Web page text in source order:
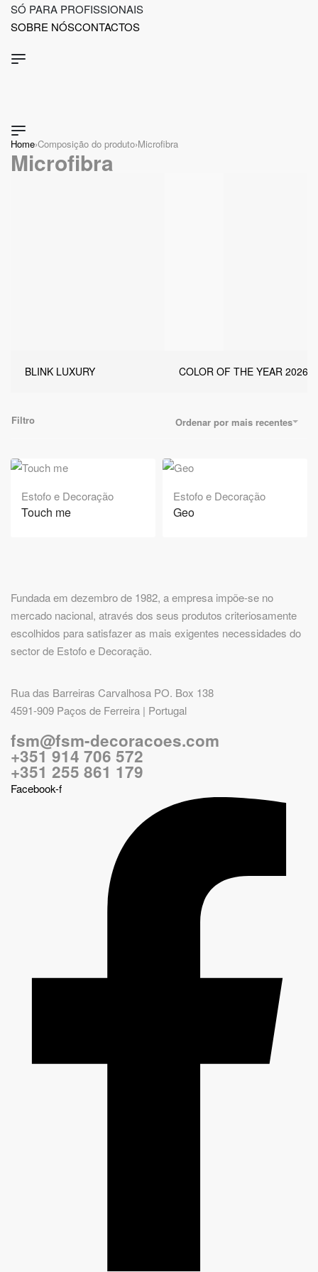
para
conteúdo
SÓ PARA PROFISSIONAIS
SOBRE NÓSCONTACTOS
Home›Composição do produto›Microfibra
Microfibra
BLINK LUXURY COLOR OF THE YEAR 2026
Ordenar por mais recentes
Filtro
Estofo e Decoração
Touch me
Estofo e Decoração
Geo
Fundada em dezembro de 1982, a empresa impõe-se no
mercado nacional, através dos seus produtos criteriosamente
escolhidos para satisfazer as mais exigentes necessidades do
sector de Estofo e Decoração.
Rua das Barreiras Carvalhosa PO. Box 138
4591-909 Paços de Ferreira | Portugal
fsm@fsm-decoracoes.com
+351 914 706 572
+351 255 861 179
Facebook-f